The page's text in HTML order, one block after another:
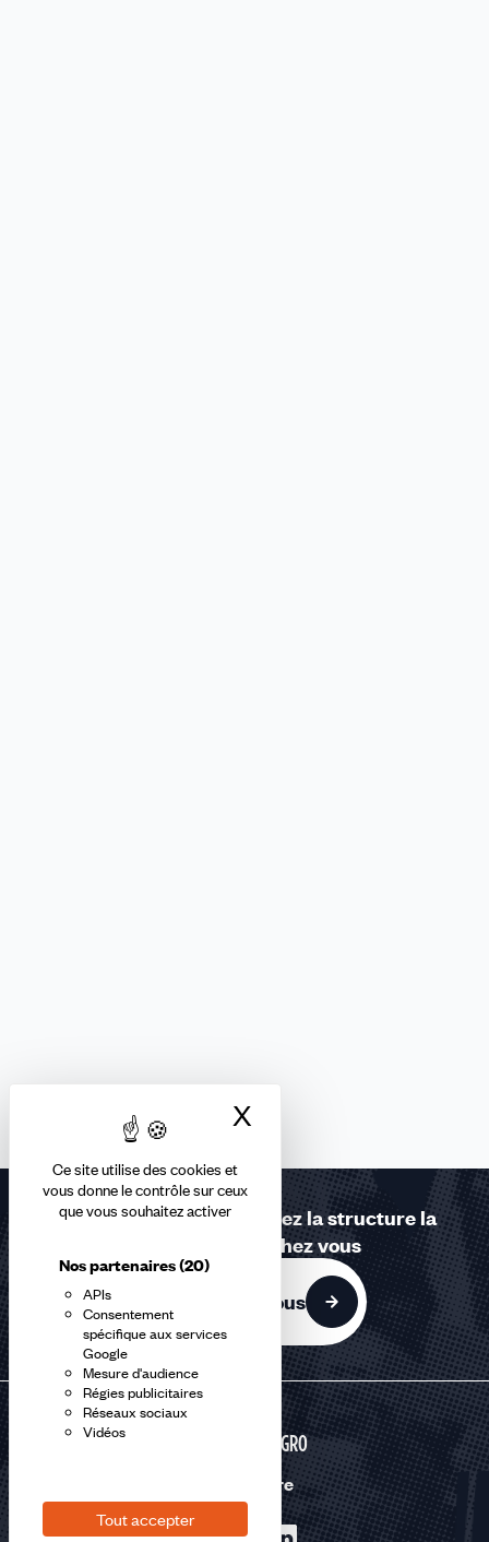
Ce site utilise des cookies et
vous donne le contrôle sur ceux
que vous souhaitez activer
Nos partenaires(20)
APIs
Consentement
spécifique aux services
Google
Mesure d'audience
Régies publicitaires
Réseaux sociaux
Vidéos
Tout accepter
X
Contactez-nous ou trouvez la structure la
plus proche de chez vous
Contactez-nous
AGRI-AGRO
Nous suivre